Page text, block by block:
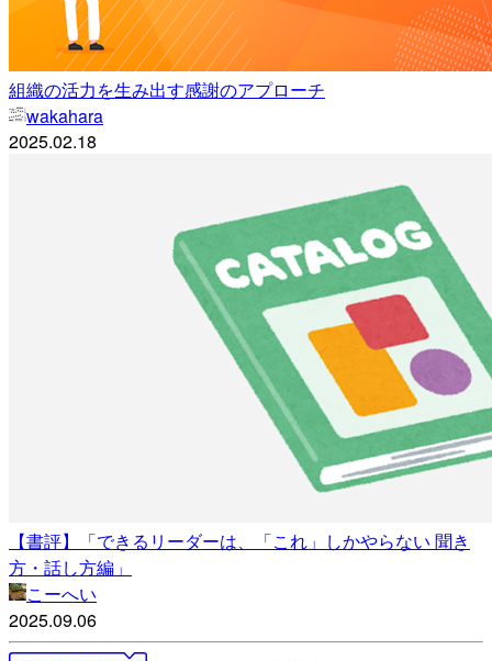
組織の活力を生み出す感謝のアプローチ
wakahara
2025.02.18
【書評】「できるリーダーは、「これ」しかやらない 聞き
方・話し方編」
こーへい
2025.09.06